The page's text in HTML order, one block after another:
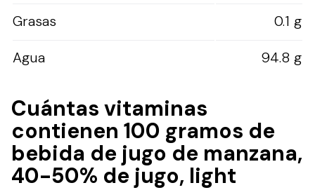
Grasas
0.1 g
Agua
94.8 g
Cuántas vitaminas
contienen 100 gramos de
bebida de jugo de manzana,
40-50% de jugo, light